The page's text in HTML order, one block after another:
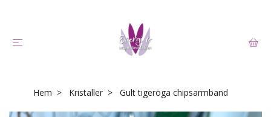
Hem Kristaller Gult tigeröga chipsarmband